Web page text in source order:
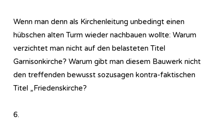
Wenn man denn als Kirchenleitung unbedingt einen
hübschen alten Turm wieder nachbauen wollte: Warum
verzichtet man nicht auf den belasteten Titel
Garnisonkirche? Warum gibt man diesem Bauwerk nicht
den treffenden bewusst sozusagen kontra-faktischen
Titel „Friedenskirche?
6.